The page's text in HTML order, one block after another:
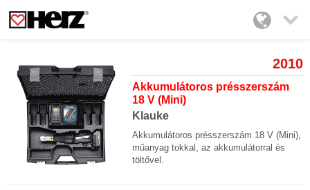

2010
Akkumulátoros présszerszám
18 V (Mini)
Klauke
Akkumulátoros présszerszám 18 V (Mini),
műanyag tokkal, az akkumulátorral és
töltővel.